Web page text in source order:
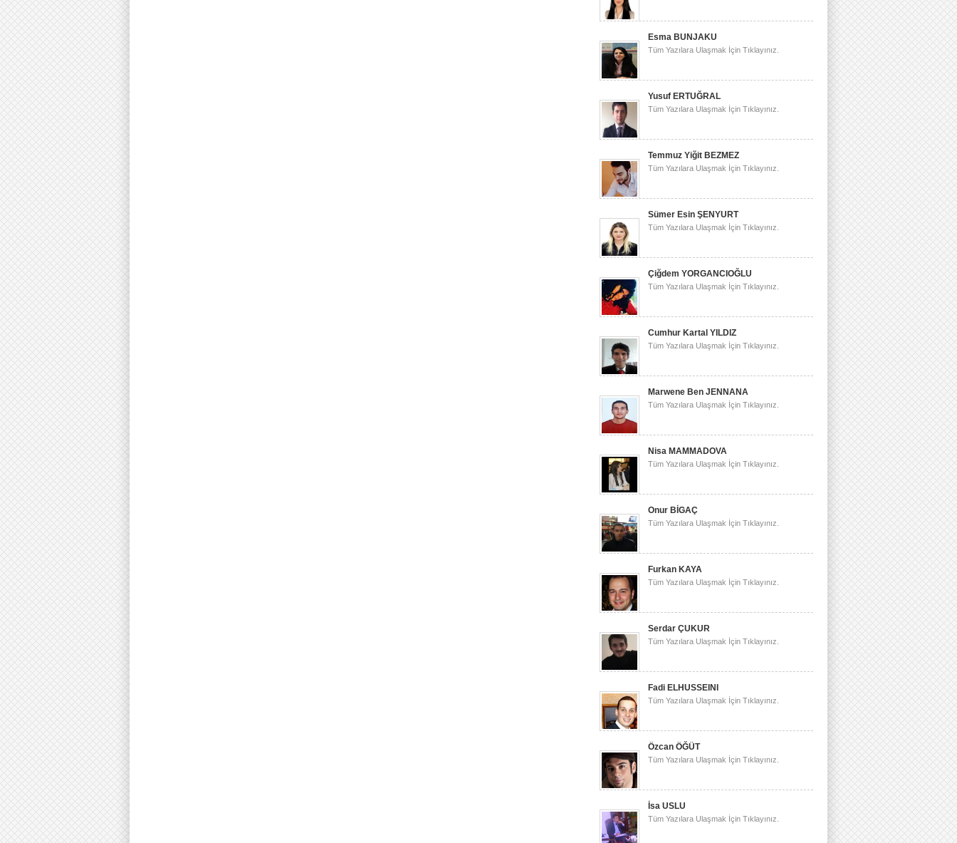
Esma BUNJAKU
Tüm Yazılara Ulaşmak İçin Tıklayınız.
Yusuf ERTUĞRAL
Tüm Yazılara Ulaşmak İçin Tıklayınız.
Temmuz Yiğit BEZMEZ
Tüm Yazılara Ulaşmak İçin Tıklayınız.
Sümer Esin ŞENYURT
Tüm Yazılara Ulaşmak İçin Tıklayınız.
Çiğdem YORGANCIOĞLU
Tüm Yazılara Ulaşmak İçin Tıklayınız.
Cumhur Kartal YILDIZ
Tüm Yazılara Ulaşmak İçin Tıklayınız.
Marwene Ben JENNANA
Tüm Yazılara Ulaşmak İçin Tıklayınız.
Nisa MAMMADOVA
Tüm Yazılara Ulaşmak İçin Tıklayınız.
Onur BİGAÇ
Tüm Yazılara Ulaşmak İçin Tıklayınız.
Furkan KAYA
Tüm Yazılara Ulaşmak İçin Tıklayınız.
Serdar ÇUKUR
Tüm Yazılara Ulaşmak İçin Tıklayınız.
Fadi ELHUSSEINI
Tüm Yazılara Ulaşmak İçin Tıklayınız.
Özcan ÖĞÜT
Tüm Yazılara Ulaşmak İçin Tıklayınız.
İsa USLU
Tüm Yazılara Ulaşmak İçin Tıklayınız.